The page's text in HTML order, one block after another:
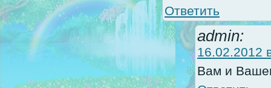
Ответить
admin:
16.02.2012
Вам и